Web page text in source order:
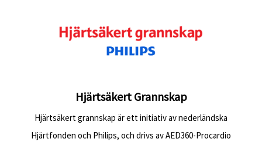
Hjärtsäkert Grannskap
Hjärtsäkert grannskap är ett initiativ av nederländska
Hjärtfonden och Philips, och drivs av AED360-Procardio